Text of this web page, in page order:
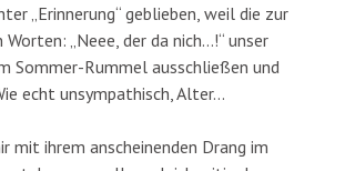
„Erinnerung“ geblieben, weil die zur
„Neee, der da nich…!“ unser
Sommer-Rummel ausschließen und
echt unsympathisch, Alter…
mit ihrem anscheinenden Drang im